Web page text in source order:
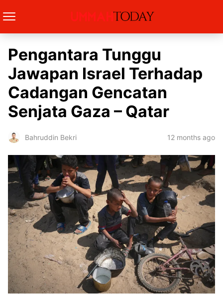
Pengantara Tunggu
Jawapan Israel Terhadap
Cadangan Gencatan
Senjata Gaza – Qatar
Bahruddin Bekri 12 months ago